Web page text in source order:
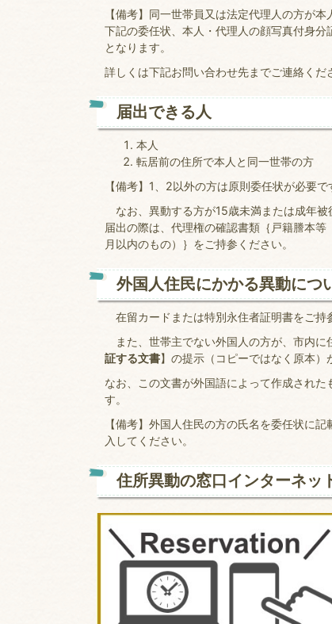
【備考】同一世帯員又は法定代理人の方が
下記の委任状、本人・代理人の顔写真付身
となります。
詳しくは下記お問い合わせ先までご連絡くだ
届出できる人
本人
転居前の住所で本人と同一世帯の方
【備考】1、2以外の方は原則委任状が必要で
なお、異動する方が15歳未満または成年被
届出の際は、代理権の確認書類｛戸籍謄本
月以内のもの）｝をご持参ください。
外国人住民にかかる異動につ
在留カードまたは特別永住者証明書をご持
また、世帯主でない外国人の方が、市内に
証する文書】の提示（コピーではなく原本）
なお、この文書が外国語によって作成され
す。
【備考】外国人住民の方の氏名を委任状に
入してください。
住所異動の窓口インターネッ